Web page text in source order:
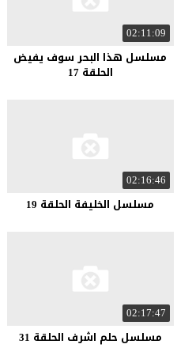
02:11:09
مسلسل هذا البحر سوف يفيض
الحلقة 17
02:16:46
مسلسل الخليفة الحلقة 19
02:17:47
مسلسل حلم اشرف الحلقة 31